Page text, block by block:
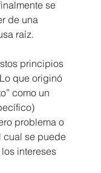
se
de una
raíz.
principios
que originó
como un
problema o
cual se puede
intereses